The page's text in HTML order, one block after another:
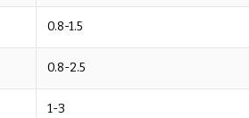
0.8-1.5
0.8-2.5
1-3